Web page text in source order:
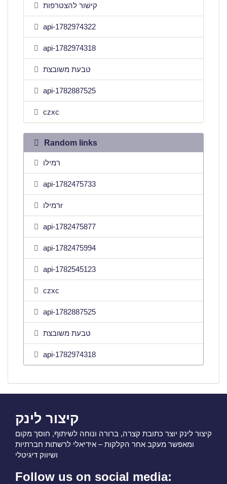
קישור להצטרפות
api-1782974322
api-1782974318
טבעת משובצת
api-1782887525
czxc
Random links
רמילו
api-1782475733
רמילוr
api-1782475877
api-1782475994
api-1782545123
czxc
api-1782887525
טבעת משובצת
api-1782974318
קיצור לינק
קיצור לינק יוצר כתובת קצרה, ברורה ונוחה לשיתוף, חוסך מקום
ומאפשר מעקב אחר הקלקות – אידיאלי לרשתות חברתיות
ושיווק דיגיטלי
Follow us on social media: